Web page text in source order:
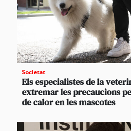
Societat
Els especialistes de la
extremar les precaucions
de calor en les mascotes